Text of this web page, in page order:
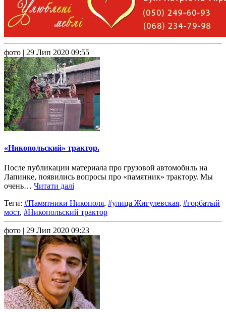
фото | 29 Лип 2020 09:55
«Никопольский» трактор.
После публикации материала про грузовой автомобиль на
Лапинке, появились вопросы про «памятник» трактору. Мы
очень… Читати далі
Теги: #Памятники Никополя, #улица Жигулевская, #горбатый
мост, #Никопольский трактор
фото | 29 Лип 2020 09:23